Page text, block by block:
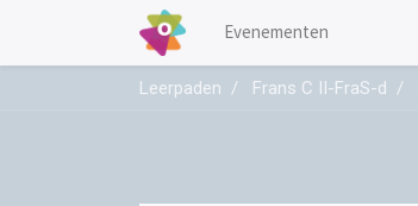
Evenementen
Leerpaden Frans C II-FraS-d